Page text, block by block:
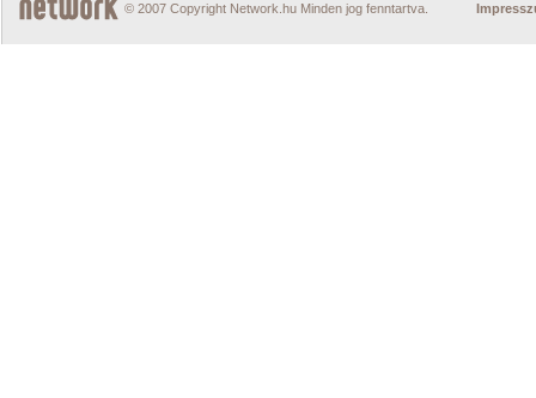
© 2007 Copyright Network.hu Minden jog fenntartva.